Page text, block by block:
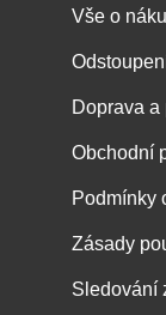
Vše o
Doprava a
Obchodní
Podmínky
Zásady
Sledování